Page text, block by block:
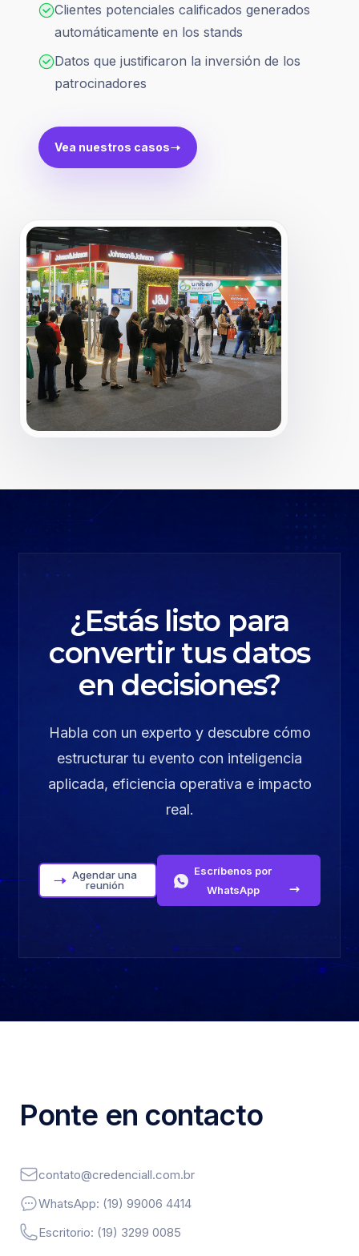
Clientes potenciales calificados generados
automáticamente en los stands
Datos que justificaron la inversión de los
patrocinadores
Vea nuestros casos
¿Estás listo para
convertir tus datos
en decisiones?
Habla con un experto y descubre cómo
estructurar tu evento con inteligencia
aplicada, eficiencia operativa e impacto
real.
Agendar una
reunión
Escríbenos por
WhatsApp
Ponte en contacto
Ponte en contacto
contato@credenciall.com.br
WhatsApp
WhatsApp: (19) 99006 4414
Escritorio: (19) 3299 0085